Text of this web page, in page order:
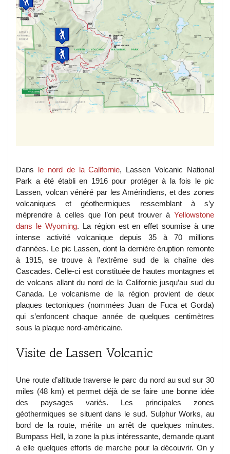
Dans le nord de la Californie, Lassen Volcanic National
Park a été établi en 1916 pour protéger à la fois le pic
Lassen, volcan vénéré par les Amérindiens, et des zones
volcaniques et géothermiques ressemblant à s’y
méprendre à celles que l’on peut trouver à Yellowstone
dans le Wyoming. La région est en effet soumise à une
intense activité volcanique depuis 35 à 70 millions
d’années. Le pic Lassen, dont la dernière éruption remonte
à 1915, se trouve à l’extrême sud de la chaîne des
Cascades. Celle-ci est constituée de hautes montagnes et
de volcans allant du nord de la Californie jusqu’au sud du
Canada. Le volcanisme de la région provient de deux
plaques tectoniques (nommées Juan de Fuca et Gorda)
qui s’enfoncent chaque année de quelques centimètres
sous la plaque nord-américaine.
Visite de Lassen Volcanic
Une route d’altitude traverse le parc du nord au sud sur 30
miles (48 km) et permet déjà de se faire une bonne idée
des paysages variés. Les principales zones
géothermiques se situent dans le sud. Sulphur Works, au
bord de la route, mérite un arrêt de quelques minutes.
Bumpass Hell, la zone la plus intéressante, demande quant
à elle quelques efforts de marche pour la découvrir. On y